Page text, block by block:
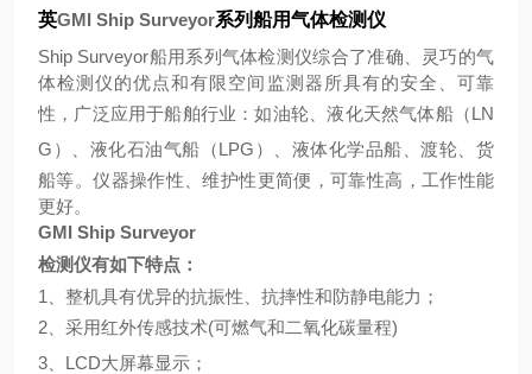
英GMI Ship Surveyor系列船用气体检测仪
Ship Surveyor船用系列气体检测仪综合了准确、灵巧的气
体检测仪的优点和有限空间监测器所具有的安全、可靠
性，广泛应用于船舶行业：如油轮、液化天然气体船（LN
G ）、液化石油气船（LPG ）、液体化学品船、渡轮、货
船等。仪器操作性、维护性更简便，可靠性高，工作性能
更好。
GMI Ship Surveyor
检测仪有如下特点：
1
、整机具有优异的抗振性、抗摔性和防静电能力；
2 、采用红外传感技术(可燃气和二氧化碳量程)
3
LCD大屏幕显示；